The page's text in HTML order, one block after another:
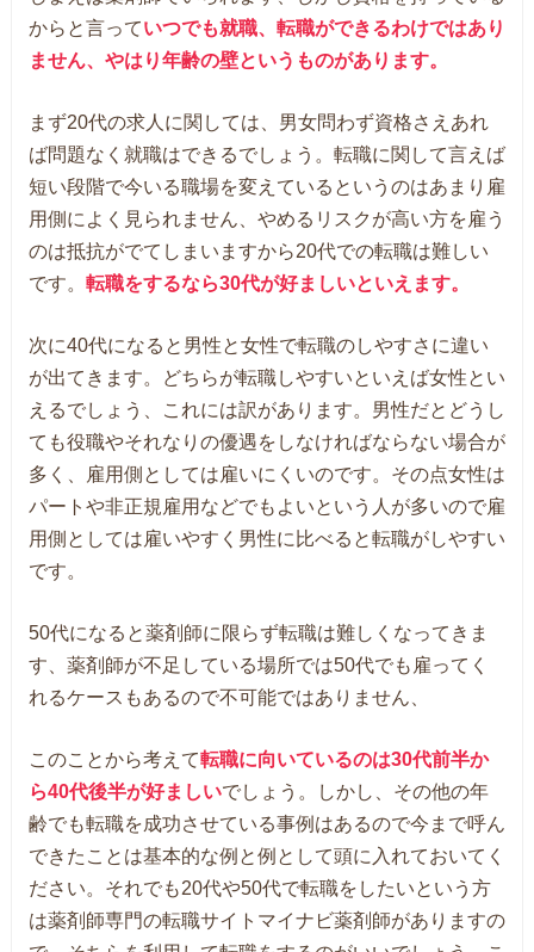
からと言っていつでも就職、転職ができるわけではあり
ません、やはり年齢の壁というものがあります。
まず20代の求人に関しては、男女問わず資格さえあれ
ば問題なく就職はできるでしょう。転職に関して言えば
短い段階で今いる職場を変えているというのはあまり雇
用側によく見られません、やめるリスクが高い方を雇う
のは抵抗がでてしまいますから20代での転職は難しい
です。 転職をするなら30代が好ましいといえます。
次に40代になると男性と女性で転職のしやすさに違い
が出てきます。どちらが転職しやすいといえば女性とい
えるでしょう、これには訳があります。男性だとどうし
ても役職やそれなりの優遇をしなければならない場合が
多く、雇用側としては雇いにくいのです。その点女性は
パートや非正規雇用などでもよいという人が多いので雇
用側としては雇いやすく男性に比べると転職がしやすい
です。
50代になると薬剤師に限らず転職は難しくなってきま
す、薬剤師が不足している場所では50代でも雇ってく
れるケースもあるので不可能ではありません、
このことから考えて転職に向いているのは30代前半か
ら40代後半が好ましいでしょう。しかし、その他の年
齢でも転職を成功させている事例はあるので今まで呼ん
できたことは基本的な例と例として頭に入れておいてく
ださい。それでも20代や50代で転職をしたいという方
は薬剤師専門の転職サイトマイナビ薬剤師がありますの